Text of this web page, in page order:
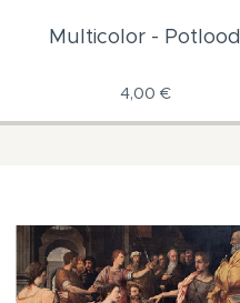
Multicolor - Potlood
4,00 €